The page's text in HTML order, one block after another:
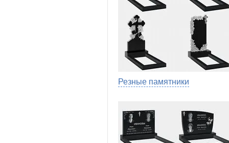
Резные памятники